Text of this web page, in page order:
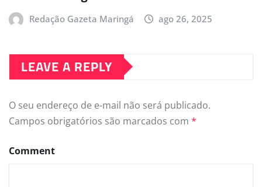
Redação Gazeta Maringá ago 26, 2025
LEAVE A REPLY
O seu endereço de e-mail não será publicado.
Campos obrigatórios são marcados com *
Comment